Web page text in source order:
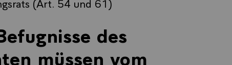
des
müssen vom